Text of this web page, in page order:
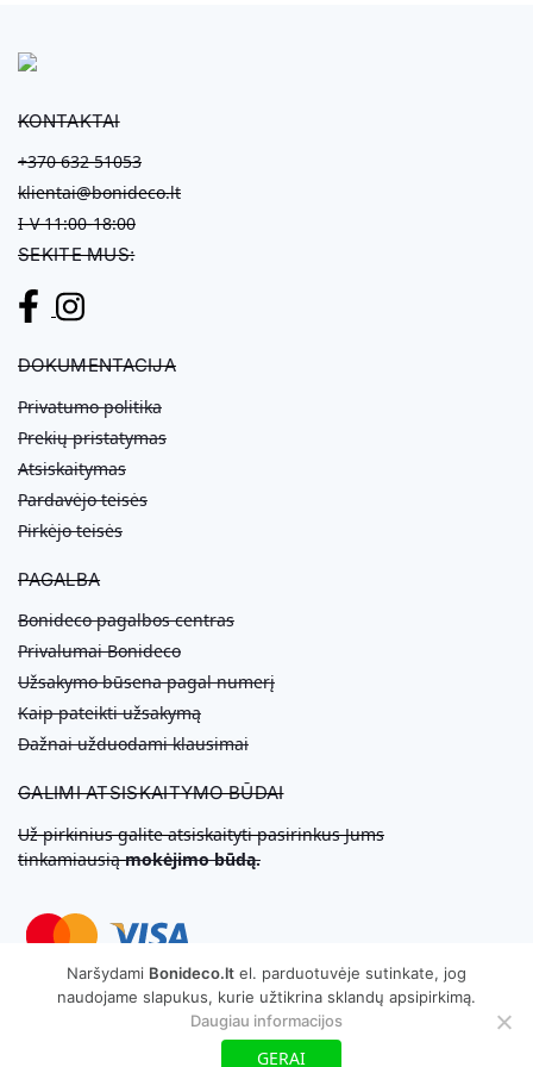
KONTAKTAI
+370 632 51053
klientai@bonideco.lt
I-V 11:00-18:00
SEKITE MUS:
DOKUMENTACIJA
Privatumo politika
Prekių pristatymas
Atsiskaitymas
Pardavėjo teisės
Pirkėjo teisės
PAGALBA
Bonideco pagalbos centras
Privalumai Bonideco
Užsakymo būsena pagal numerį
Kaip pateikti užsakymą
Dažnai užduodami klausimai
GALIMI ATSISKAITYMO BŪDAI
Už pirkinius galite atsiskaityti pasirinkus Jums
tinkamiausiąmokėjimo būdą.
Svetainių Kūrimas
Copyright © 2026 MB „Bonideco“. Visos teisės saugomos
Naršydami Bonideco.lt el. parduotuvėje sutinkate, jog
naudojame slapukus, kurie užtikrina sklandų apsipirkimą.
Daugiau informacijos
GERAI